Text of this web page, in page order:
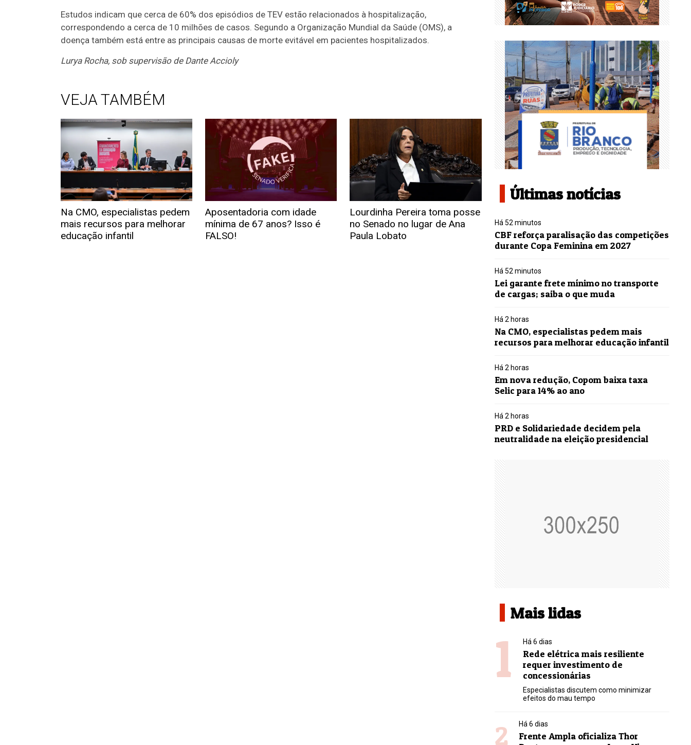
Estudos indicam que cerca de 60% dos episódios de TEV estão relacionados à hospitalização,
correspondendo a cerca de 10 milhões de casos. Segundo a Organização Mundial da Saúde (OMS), a
doença também está entre as principais causas de morte evitável em pacientes hospitalizados.
Lurya Rocha, sob supervisão de Dante Accioly
VEJA TAMBÉM
Na CMO, especialistas pedem
mais recursos para melhorar
educação infantil
Aposentadoria com idade
mínima de 67 anos? Isso é
FALSO!
Lourdinha Pereira toma posse
no Senado no lugar de Ana
Paula Lobato
Últimas notícias
Há 52 minutos
CBF reforça paralisação das competições
durante Copa Feminina em 2027
Há 52 minutos
Lei garante frete mínimo no transporte
de cargas; saiba o que muda
Há 2 horas
Na CMO, especialistas pedem mais
recursos para melhorar educação infantil
Há 2 horas
Em nova redução, Copom baixa taxa
Selic para 14% ao ano
Há 2 horas
PRD e Solidariedade decidem pela
neutralidade na eleição presidencial
Mais lidas
1 Há 6 dias
Rede elétrica mais resiliente
requer investimento de
concessionárias
Especialistas discutem como minimizar
efeitos do mau tempo
2 Há 6 dias
Frente Ampla oficializa Thor